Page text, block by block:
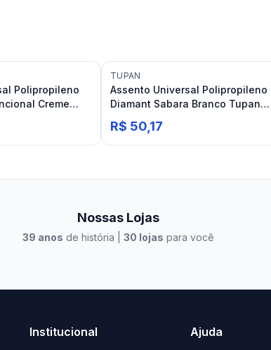
Polipropileno
Creme
TUPAN
Assento Universal Polipropileno
Diamant Sabara Branco Tupan
Icasa
R$ 50,17
Nossas Lojas
39 anos de história | 30 lojas para você
Elevato Xangri-Lá
Institucional Ajuda